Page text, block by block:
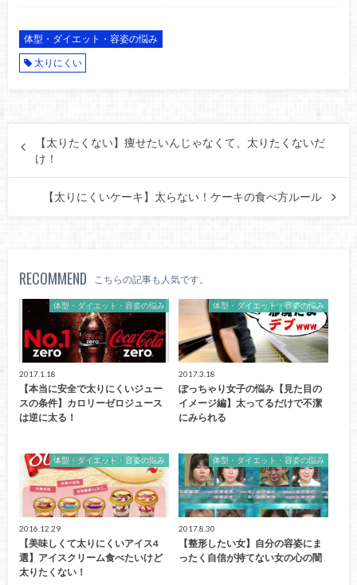
体型・ダイエット・容姿の悩み
太りにくい
【太りたくない】痩せたいんじゃなくて、太りたくないだ
け！
【太りにくいケーキ】太らない！ケーキの食べ方ルール
RECOMMEND こちらの記事も人気です。
体型・ダイエット・容姿の悩み
2017.1.18
【本当に安全で太りにくいジュー
スの条件】カロリーゼロジュース
は逆に太る！
体型・ダイエット・容姿の悩み
2017.3.18
ぽっちゃり女子の悩み【見た目の
イメージ編】太ってるだけで不潔
にみられる
体型・ダイエット・容姿の悩み
2016.12.29
【美味しくて太りにくいアイス4
選】アイスクリーム食べたいけど
太りたくない！
体型・ダイエット・容姿の悩み
2017.8.30
【整形したい女】自分の容姿にま
ったく自信が持てない女の心の闇